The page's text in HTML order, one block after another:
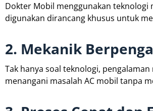
Dokter Mobil menggunakan teknologi
digunakan dirancang khusus untuk
2. Mekanik
Tak hanya soal teknologi,
menangani masalah AC mobil tanpa